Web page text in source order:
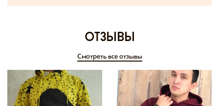
отзывы
Смотреть все отзывы